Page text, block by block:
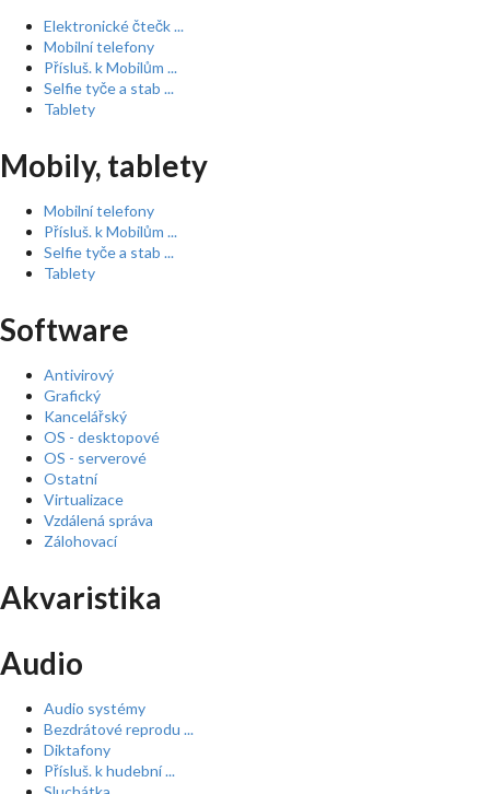
Elektronické čtečk ...
Mobilní telefony
Přísluš. k Mobilům ...
Selfie tyče a stab ...
Tablety
Mobily, tablety
Mobilní telefony
Přísluš. k Mobilům ...
Selfie tyče a stab ...
Tablety
Software
Antivirový
Grafický
Kancelářský
OS - desktopové
OS - serverové
Ostatní
Virtualizace
Vzdálená správa
Zálohovací
Akvaristika
Audio
Audio systémy
Bezdrátové reprodu ...
Diktafony
Přísluš. k hudební ...